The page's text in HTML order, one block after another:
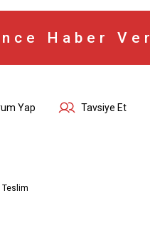
Haber Ver
Yap Tavsiye Et
Teslim